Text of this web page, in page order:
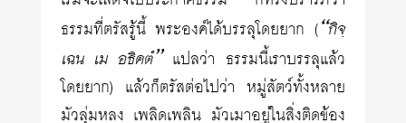
ธรรมที่ตรัสรู้นี้ พระองค์ได้บรรลุโดยยาก (“กิจฺ
เฉน เม อธิคตํ”แปลว่า ธรรมนี้เราบรรลุแล้ว
โดยยาก) แล้วก็ตรัสต่อไปว่า หมู่สัตว์ทั้งหลาย
มัวลุ่มหลง เพลิดเพลิน มัวเมาอยู่ในสิ่งติดข้อง